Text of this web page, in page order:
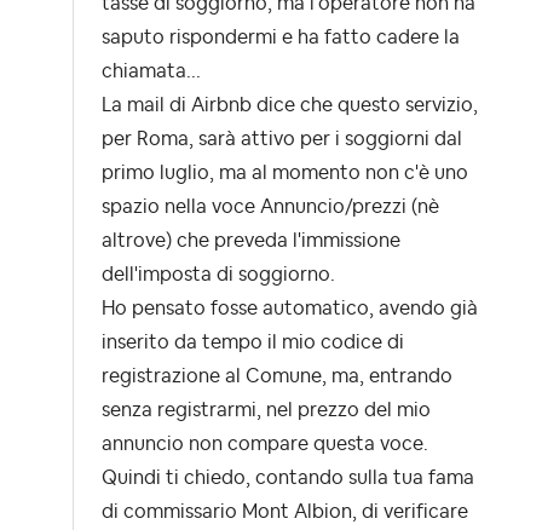
saputo rispondermi e ha fatto cadere la
chiamata...
La mail di Airbnb dice che questo servizio,
per Roma, sarà attivo per i soggiorni dal
primo luglio, ma al momento non c'è uno
spazio nella voce Annuncio/prezzi (nè
altrove) che preveda l'immissione
dell'imposta di soggiorno.
Ho pensato fosse automatico, avendo già
inserito da tempo il mio codice di
registrazione al Comune, ma, entrando
senza registrarmi, nel prezzo del mio
annuncio non compare questa voce.
Quindi ti chiedo, contando sulla tua fama
di commissario Mont Albion, di verificare